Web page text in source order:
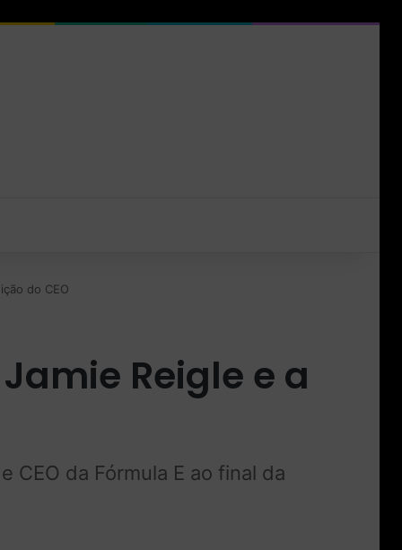
do CEO
Reigle e a
CEO da Fórmula E ao final da